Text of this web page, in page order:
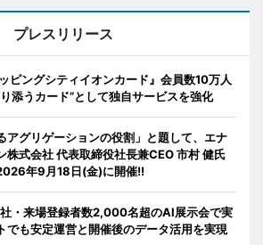
プレスリリース
ピングシティイオンカード』会員数10万人
添うカード”として独自サービスを強化
アグリゲーションの役割」と題して、エナ
株式会社 代表取締役社長兼CEO 市村 健氏
年9月18日(金)に開催!!
社・来場登録者数2,000名超のAI展示会で実
でも安定運営と開催後のデータ活用を実現